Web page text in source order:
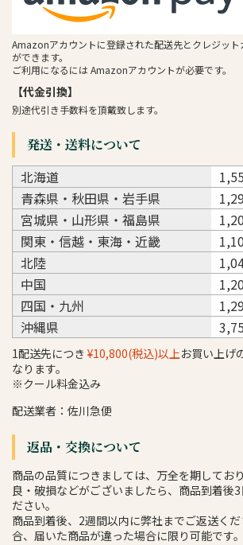
Amazonアカウントに登録された配送先とクレジッ
ができます。
ご利用になるには Amazonアカウントが必要です。
【代金引換】
別途代引き手数料を頂戴致します。
発送・送料について
北海道
青森県・秋田県・岩手県
宮城県・山形県・福島県
関東・信越・東海・近畿
北陸
中国
四国・九州
沖縄県
1配送先につき ¥10,800(税込)以上お買い上げ
なります。
※クール料金込み
配送業者：佐川急便
返品・交換について
商品の品質につきましては、万全を期してお
良・破損などがございましたら、商品到着後
ださい。
商品到着後、2週間以内に弊社までご返送く
合、届いた商品が違った場合に限り可能です。